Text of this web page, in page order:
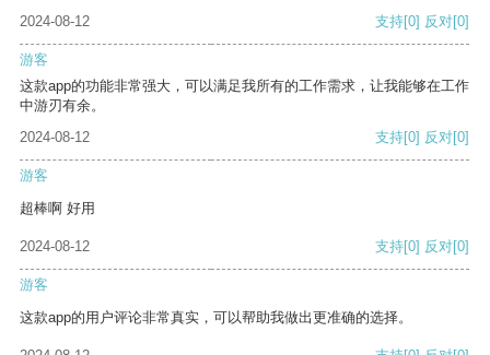
2024-08-12
支持[0] 反对[0]
游客
这款app的功能非常强大，可以满足我所有的工作需求，让我能够在工作
中游刃有余。
2024-08-12
支持[0] 反对[0]
游客
超棒啊 好用
2024-08-12 支持[0] 反对[0]
游客
这款app的用户评论非常真实，可以帮助我做出更准确的选择。